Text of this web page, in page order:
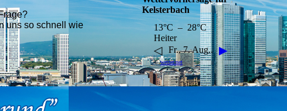
uns so schnell wie
Kelsterbach
13°C – 28°C
Heiter
◁ Fr., 7. Aug.. ▶
©wetter.net